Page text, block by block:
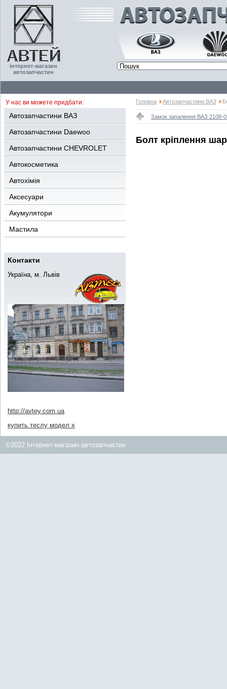
інтернет-магазин
автозапчастин
У нас ви можете придбати:
Автозапчастини ВАЗ
Автозапчастини Daewoo
Автозапчастини CHEVROLET
Автокосметика
Автохімія
Аксесуари
Акумулятори
Мастила
Контакти
Україна, м. Львів
http://avtey.com.ua
купить теслу модел х
Головна Автозапчастини ВАЗ
Замок запалення ВАЗ 2108-
Болт кріплення
©2022 Інтернет-магазин автозапчастин